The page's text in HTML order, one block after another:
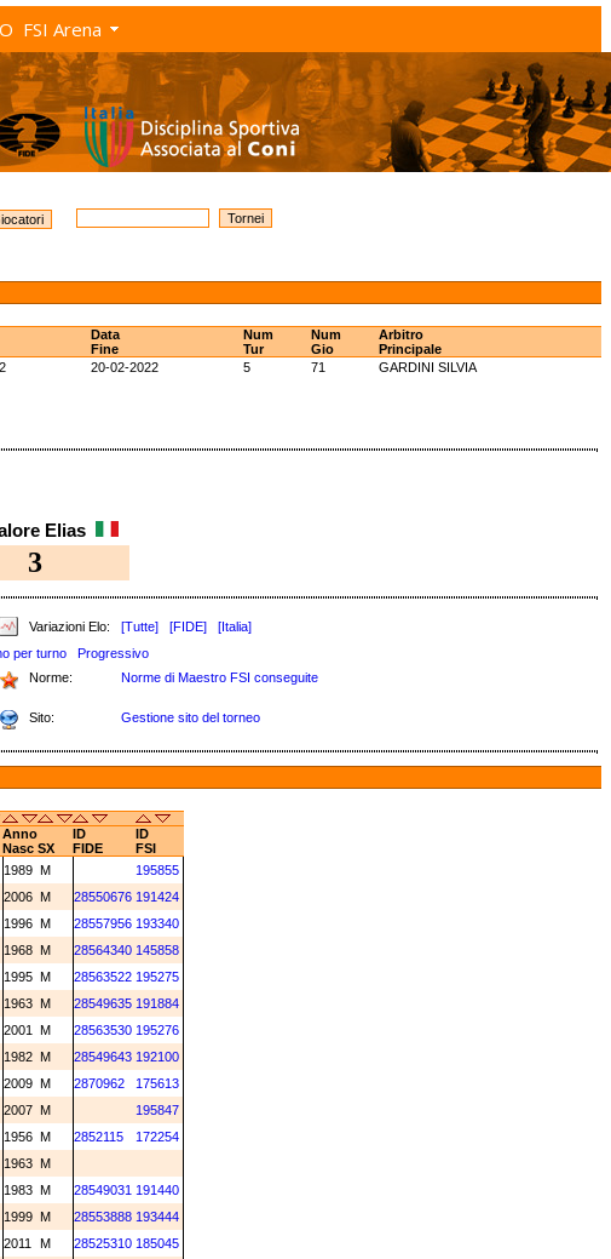
FSI Arena
Data
Fine
Num
Tur
Num
Gio
Arbitro
Principale
20-02-2022 5 71
GARDINI SILVIA
Elias
3
Variazioni Elo: [Tutte] [FIDE]
[Italia]
per turno
Progressivo
Norme: Norme di Maestro FSI conseguite
Sito: Gestione sito del torneo
Anno ID
ID
Nasc SX FIDE
FSI
1989 M
195855
2006 M 28550676 191424
1996 M 28557956 193340
1968 M 28564340 145858
1995 M 28563522 195275
1963 M 28549635 191884
2001 M 28563530 195276
1982 M 28549643 192100
2009 M 2870962
175613
2007 M
195847
1956 M 2852115
172254
1963 M
1983 M 28549031 191440
1999 M 28553888 193444
2011 M 28525310 185045